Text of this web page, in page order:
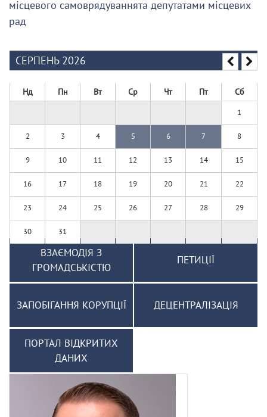
місцевого самоврядуваннята депутатами місцевих
рад
СЕРПЕНЬ 2026
Нд Пн Вт Ср Чт Пт Сб
1
2 3 4 5 6 7 8
9 10 11 12 13 14 15
16 17 18 19 20 21 22
23 24 25 26 27 28 29
30 31
ВЗАЄМОДІЯ З
ГРОМАДСЬКІСТЮ
ПЕТИЦІЇ
ЗАПОБІГАННЯ КОРУПЦІЇ ДЕЦЕНТРАЛІЗАЦІЯ
ПОРТАЛ ВІДКРИТИХ
ДАНИХ